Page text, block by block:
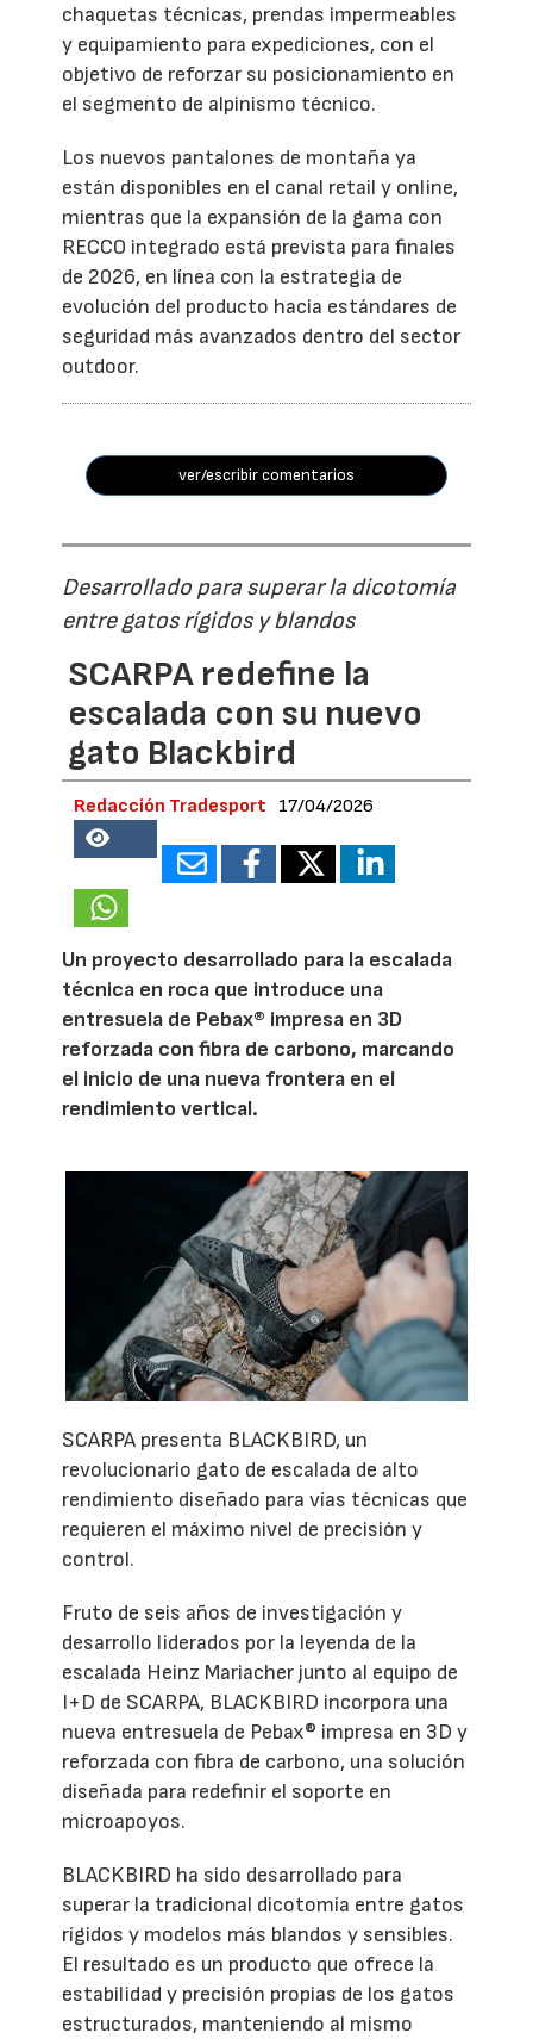
chaquetas técnicas, prendas impermeables
y equipamiento para expediciones, con el
objetivo de reforzar su posicionamiento en
el segmento de alpinismo técnico.
Los nuevos pantalones de montaña ya
están disponibles en el canal retail y online,
mientras que la expansión de la gama con
RECCO integrado está prevista para finales
de 2026, en línea con la estrategia de
evolución del producto hacia estándares de
seguridad más avanzados dentro del sector
outdoor.
ver/escribir comentarios
Desarrollado para superar la dicotomía
entre gatos rígidos y blandos
SCARPA redefine la
escalada con su nuevo
gato Blackbird
Redacción Tradesport 17/04/2026
18712
Un proyecto desarrollado para la escalada
técnica en roca que introduce una
entresuela de Pebax® impresa en 3D
reforzada con fibra de carbono, marcando
el inicio de una nueva frontera en el
rendimiento vertical.
SCARPA presenta BLACKBIRD, un
revolucionario gato de escalada de alto
rendimiento diseñado para vías técnicas que
requieren el máximo nivel de precisión y
control.
Fruto de seis años de investigación y
desarrollo liderados por la leyenda de la
escalada Heinz Mariacher junto al equipo de
I+D de SCARPA, BLACKBIRD incorpora una
nueva entresuela de Pebax® impresa en 3D y
reforzada con fibra de carbono, una solución
diseñada para redefinir el soporte en
microapoyos.
BLACKBIRD ha sido desarrollado para
superar la tradicional dicotomía entre gatos
rígidos y modelos más blandos y sensibles.
El resultado es un producto que ofrece la
estabilidad y precisión propias de los gatos
estructurados, manteniendo al mismo